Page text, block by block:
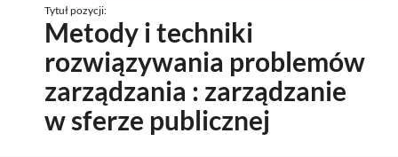
Tytuł pozycji:
Metody i techniki
rozwiązywania problemów
zarządzania : zarządzanie
w sferze publicznej